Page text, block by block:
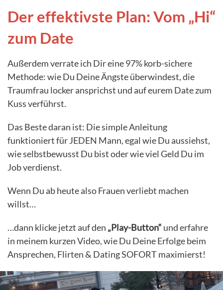
Der effektivste Plan: Vom „Hi“
zum Date
Außerdem verrate ich Dir eine 97% korb-sichere
Methode: wie Du Deine Ängste überwindest, die
Traumfrau locker ansprichst und auf eurem Date zum
Kuss verführst.
Das Beste daran ist: Die simple Anleitung
funktioniert für JEDEN Mann, egal wie Du aussiehst,
wie selbstbewusst Du bist oder wie viel Geld Du im
Job verdienst.
Wenn Du ab heute also Frauen verliebt machen
willst…
…dann klicke jetzt auf den „Play-Button“ und erfahre
in meinem kurzen Video, wie Du Deine Erfolge beim
Ansprechen, Flirten & Dating SOFORT maximierst!